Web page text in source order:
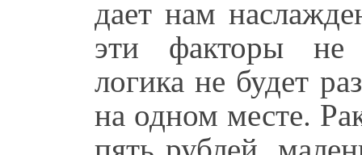
дает нам
эти факторы не
логика не будет
на одном месте.